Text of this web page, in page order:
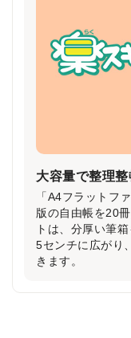
雨の日や暗い
安全・安心
雨で視界が悪い
ピカッと光り、
大容量で整理整
「A4フラットフ
版の自由帳を20
トは、分厚い筆
5センチに広がり
きます。